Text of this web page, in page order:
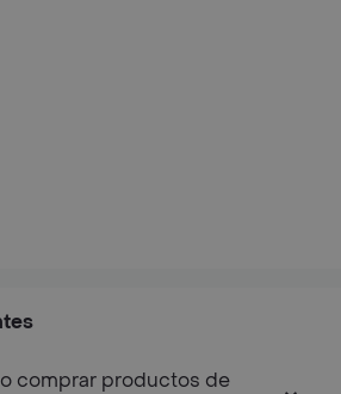
comprar productos de